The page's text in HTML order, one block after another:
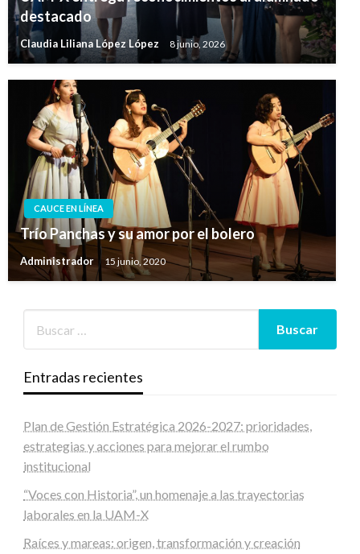
destacado
Claudia Liliana López López 8 junio, 2026
CAUCE EN LÍNEA
Trío Panchas y su amor por el bolero
Administrador 15 junio, 2020
Entradas recientes
Plan de Gestión Estratégica 2026-2027: prioridades,
estrategias y acciones para mejorar el rumbo
institucional
“Voces con Historia”, un homenaje a las trayectorias
laborales en la UAM-X
Raíces y mareas: origen, transformación y creación